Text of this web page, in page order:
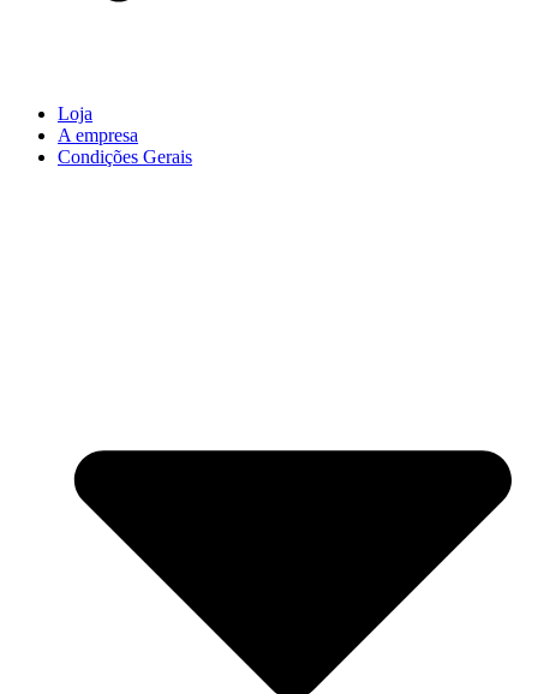
Loja
A empresa
Condições Gerais